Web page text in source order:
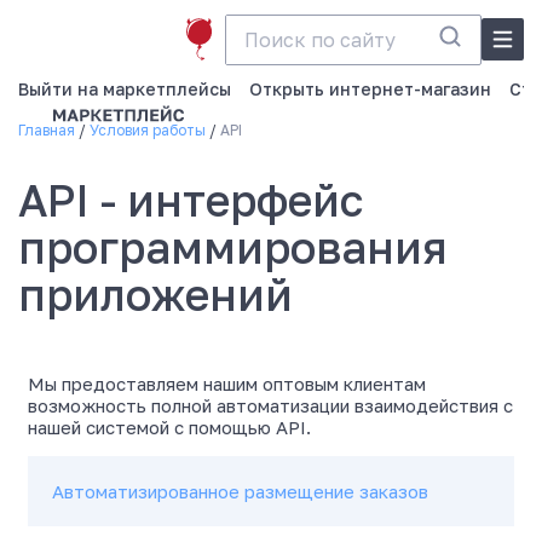
Выйти на маркетплейсы Открыть интернет-магазин
Главная Условия работы API
API - интерфейс
программирования
приложений